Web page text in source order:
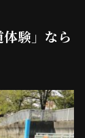
体験」なら